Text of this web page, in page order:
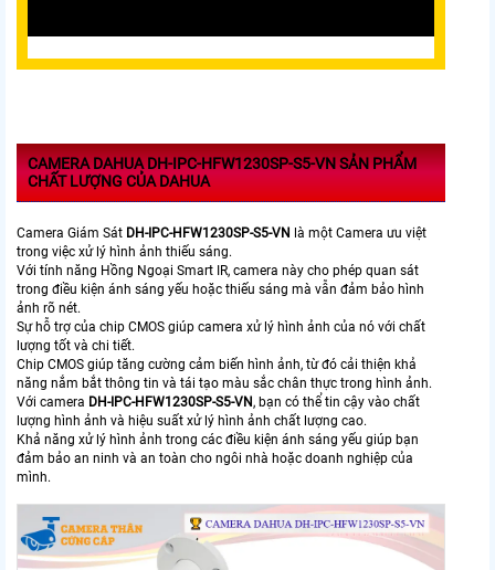
CAMERA DAHUA DH-IPC-HFW1230SP-S5-VN SẢN PHẨM
CHẤT LƯỢNG CỦA DAHUA
Camera Giám Sát DH-IPC-HFW1230SP-S5-VN là một Camera ưu việt
trong việc xử lý hình ảnh thiếu sáng.
Với tính năng Hồng Ngoại Smart IR, camera này cho phép quan sát
trong điều kiện ánh sáng yếu hoặc thiếu sáng mà vẫn đảm bảo hình
ảnh rõ nét.
Sự hỗ trợ của chip CMOS giúp camera xử lý hình ảnh của nó với chất
lượng tốt và chi tiết.
Chip CMOS giúp tăng cường cảm biến hình ảnh, từ đó cải thiện khả
năng nắm bắt thông tin và tái tạo màu sắc chân thực trong hình ảnh.
Với camera DH-IPC-HFW1230SP-S5-VN, bạn có thể tin cậy vào chất
lượng hình ảnh và hiệu suất xử lý hình ảnh chất lượng cao.
Khả năng xử lý hình ảnh trong các điều kiện ánh sáng yếu giúp bạn
đảm bảo an ninh và an toàn cho ngôi nhà hoặc doanh nghiệp của
mình.